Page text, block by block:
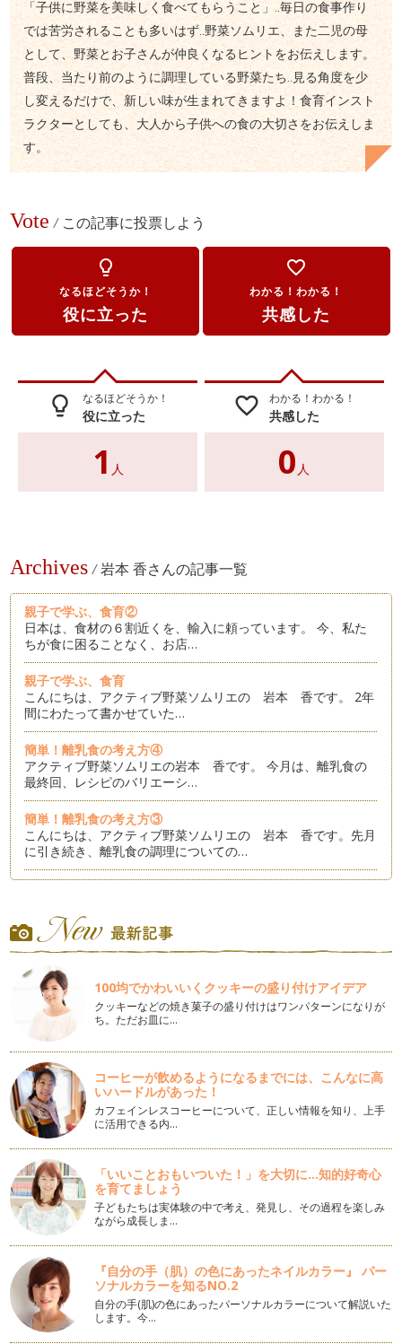
「子供に野菜を美味しく食べてもらうこと」‥毎日の食事作り
では苦労されることも多いはず‥野菜ソムリエ、また二児の母
として、野菜とお子さんが仲良くなるヒントをお伝えします。
普段、当たり前のように調理している野菜たち‥見る角度を少
し変えるだけで、新しい味が生まれてきますよ！食育インスト
ラクターとしても、大人から子供への食の大切さをお伝えしま
す。
Vote / この記事に投票しよう
lightbulb_outline
なるほどそうか！
役に立った
favorite_border
わかる！わかる！
共感した
lightbulb_outline なるほどそうか！
役に立った
1 人
favorite_border わかる！わかる！
共感した
0 人
Archives / 岩本 香さんの記事一覧
親子で学ぶ、食育②
日本は、食材の６割近くを、輸入に頼っています。 今、私た
ちが食に困ることなく、お店…
親子で学ぶ、食育
こんにちは、アクティブ野菜ソムリエの 岩本 香です。 2年
間にわたって書かせていた…
簡単！離乳食の考え方④
アクティブ野菜ソムリエの岩本 香です。 今月は、離乳食の
最終回、レシピのバリエーシ…
簡単！離乳食の考え方③
こんにちは、アクティブ野菜ソムリエの 岩本 香です。先月
に引き続き、離乳食の調理についての…
す。 今月も、前回に引き続…
簡単！離乳食の考え方
こんにちは、アクティブ野菜ソムリエの岩本 香です。 今回
のテーマは、「離乳食」に…
子どもも好きになる！スムージーを始めよう！
皆さん こんにちは。アクティブ野菜ソムリエの岩本 香で
す。 季節も7月、夏に向かっ…
好き嫌いと偏食
こんにちは、アクティブ野菜ソムリエの岩本 香です。 今年
の5月は、ずいぶん早く夏日…
塩にこだわってみよう
こんにちは、アクティブ野菜ソムリエの岩本 香です。 ５月
に入り、あっという間に立夏…
だしを簡単に使おう！
こんにちは、アクティブ野菜ソムリエの岩本 香です。桜の花
も咲き、季節は春になりました！ …
紫キャベツを楽しもう♪
梅の花が咲き、春が近づいているのを感じますね！ こんにち
は、アクティブ野菜ソムリエの岩本香…
100均でかわいいくクッキーの盛り付けアイデア
クッキーなどの焼き菓子の盛り付けはワンパターンになりが
ち。ただお皿に…
コーヒーが飲めるようになるまでには、こんなに高
いハードルがあった！
カフェインレスコーヒーについて、正しい情報を知り、上手
に活用できる内…
「いいことおもいついた！」を大切に...知的好奇心
を育てましょう
子どもたちは実体験の中で考え、発見し、その過程を楽しみ
ながら成長しま…
『自分の手（肌）の色にあったネイルカラー』 パー
ソナルカラーを知るNO.2
自分の手(肌)の色にあったパーソナルカラーについて解説いた
します。今…